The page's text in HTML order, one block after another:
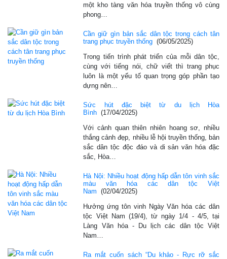
một kho tàng văn hóa truyền thống vô cùng
phong…
Cần giữ gìn bản sắc dân tộc trong cách tân
trang phục truyền thống (06/05/2025)
Trong tiến trình phát triển của mỗi dân tộc,
cùng với tiếng nói, chữ viết thì trang phục
luôn là một yếu tố quan trọng góp phần tạo
dựng nên…
Sức hút đặc biệt từ du lịch Hòa
Bình (17/04/2025)
Với cảnh quan thiên nhiên hoang sơ, nhiều
thắng cảnh đẹp, nhiều lễ hội truyền thống, bản
sắc dân tộc độc đáo và di sản văn hóa đặc
sắc, Hòa…
Hà Nội: Nhiều hoạt động hấp dẫn tôn vinh sắc
màu văn hóa các dân tộc Việt
Nam
(02/04/2025)
Hưởng ứng tôn vinh Ngày Văn hóa các dân
tộc Việt Nam (19/4), từ ngày 1/4 - 4/5, tại
Làng Văn hóa - Du lịch các dân tộc Việt
Nam…
Ra mắt cuốn sách “Du khảo - Rực rỡ sắc